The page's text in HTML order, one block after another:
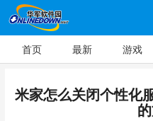
首页 最新 游戏
米家怎么关闭个性化